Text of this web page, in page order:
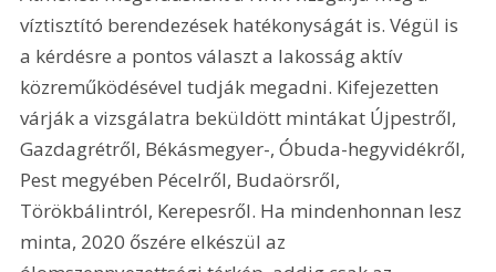
víztisztító berendezések hatékonyságát is. Végül is
a kérdésre a pontos választ a lakosság aktív
közreműködésével tudják megadni. Kifejezetten
várják a vizsgálatra beküldött mintákat Újpestről,
Gazdagrétről, Békásmegyer-, Óbuda-hegyvidékről,
Pest megyében Pécelről, Budaörsről,
Törökbálintról, Kerepesről. Ha mindenhonnan lesz
minta, 2020 őszére elkészül az